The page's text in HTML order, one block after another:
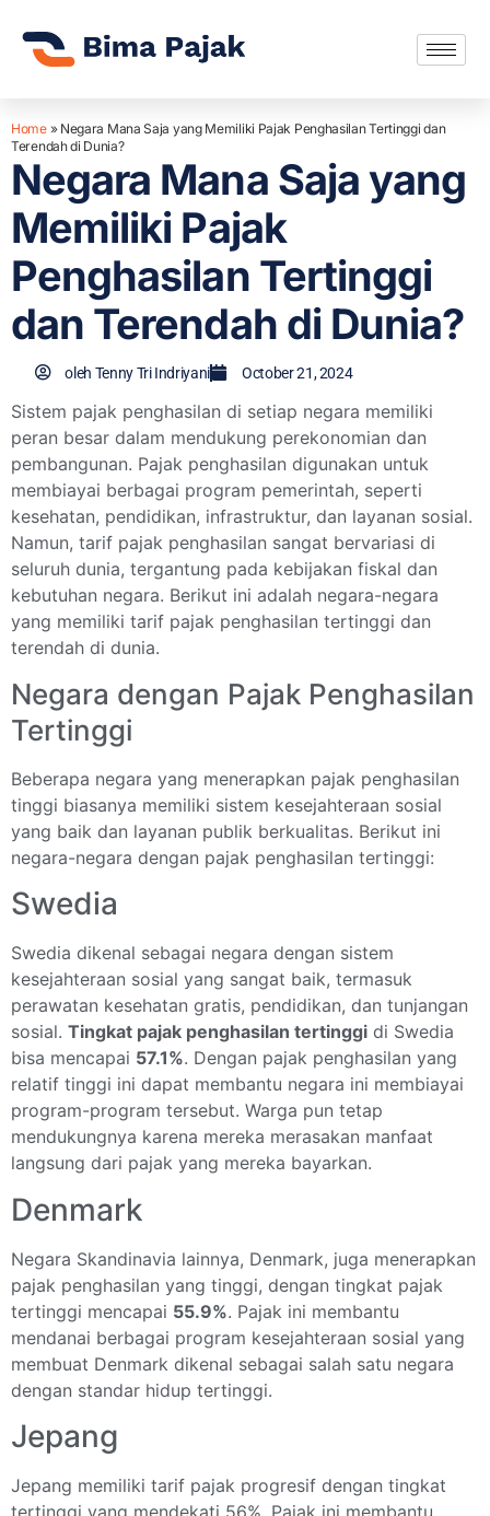
Home» Negara Mana Saja yang Memiliki Pajak Penghasilan Tertinggi dan
Terendah di Dunia?
Negara Mana Saja yang
Memiliki Pajak
Penghasilan Tertinggi
dan Terendah di Dunia?
oleh Tenny Tri Indriyani October 21, 2024
Sistem pajak penghasilan di setiap negara memiliki
peran besar dalam mendukung perekonomian dan
pembangunan. Pajak penghasilan digunakan untuk
membiayai berbagai program pemerintah, seperti
kesehatan, pendidikan, infrastruktur, dan layanan sosial.
Namun, tarif pajak penghasilan sangat bervariasi di
seluruh dunia, tergantung pada kebijakan fiskal dan
kebutuhan negara. Berikut ini adalah negara-negara
yang memiliki tarif pajak penghasilan tertinggi dan
terendah di dunia.
Negara dengan Pajak Penghasilan
Tertinggi
Beberapa negara yang menerapkan pajak penghasilan
tinggi biasanya memiliki sistem kesejahteraan sosial
yang baik dan layanan publik berkualitas. Berikut ini
negara-negara dengan pajak penghasilan tertinggi:
Swedia
Swedia dikenal sebagai negara dengan sistem
kesejahteraan sosial yang sangat baik, termasuk
perawatan kesehatan gratis, pendidikan, dan tunjangan
sosial. Tingkat pajak penghasilan tertinggi di Swedia
bisa mencapai 57.1%. Dengan pajak penghasilan yang
relatif tinggi ini dapat membantu negara ini membiayai
program-program tersebut. Warga pun tetap
mendukungnya karena mereka merasakan manfaat
langsung dari pajak yang mereka bayarkan.
Denmark
Negara Skandinavia lainnya, Denmark, juga menerapkan
pajak penghasilan yang tinggi, dengan tingkat pajak
tertinggi mencapai 55.9%. Pajak ini membantu
mendanai berbagai program kesejahteraan sosial yang
membuat Denmark dikenal sebagai salah satu negara
dengan standar hidup tertinggi.
Jepang
Jepang memiliki tarif pajak progresif dengan tingkat